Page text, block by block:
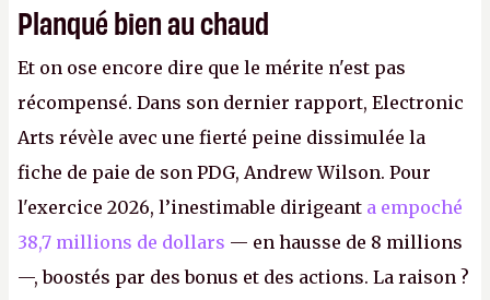
Planqué bien au chaud
Et on ose encore dire que le mérite n'est pas
récompensé. Dans son dernier rapport, Electronic
Arts révèle avec une fierté peine dissimulée la
fiche de paie de son PDG, Andrew Wilson. Pour
l'exercice 2026, l’inestimable dirigeant a empoché
38,7 millions de dollars — en hausse de 8 millions
—, boostés par des bonus et des actions. La raison ?